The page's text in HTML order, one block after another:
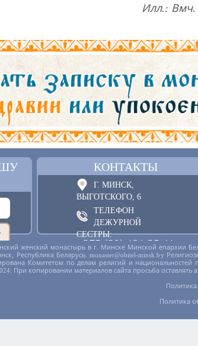
Илл.: Вмч.
КОНТАКТЫ
Г. МИНСК,
ВЫГОТСКОГО, 6
ТЕЛЕФОН
ДЕЖУРНОЙ
СЕСТРЫ:
+375 (29) 121 25 41
ОБРАТНАЯ СВЯЗЬ
женский монастырь в г. Минске Минской епархии
Республика Беларусь. monaster@obitel-minsk.by
Комитетом по делам религий и
При копировании материалов сайта просьба оставлять
Политика